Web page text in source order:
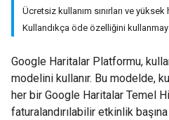
Ücretsiz kullanım sınırları ve
Kullandıkça öde özelliğini
Google Haritalar Platformu,
modelini kullanır. Bu modelde,
her bir Google Haritalar Temel
faturalandırılabilir etkinlik